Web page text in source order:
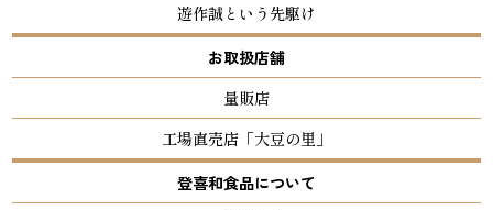
遊作誠という先駆け
お取扱店舗
量販店
工場直売店「大豆の里」
登喜和食品について